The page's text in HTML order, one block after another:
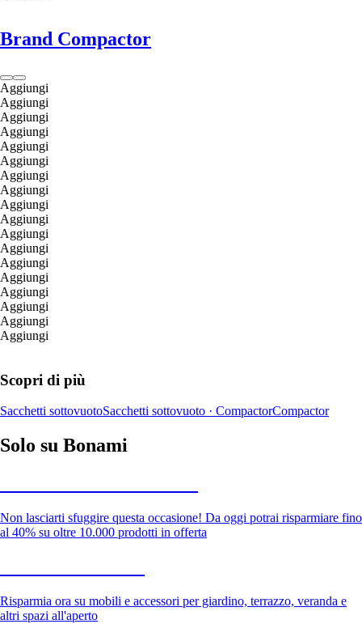
Brand Compactor
Aggiungi
Aggiungi
Aggiungi
Aggiungi
Aggiungi
Aggiungi
Aggiungi
Aggiungi
Aggiungi
Aggiungi
Aggiungi
Aggiungi
Aggiungi
Aggiungi
Aggiungi
Aggiungi
Aggiungi
Aggiungi
Scopri di più
Sacchetti sottovuotoSacchetti sottovuoto · CompactorCompactor
Solo su Bonami
Non lasciarti sfuggire questa occasione! Da oggi potrai risparmiare fino
al 40% su oltre 10.000 prodotti in offerta
Risparmia ora su mobili e accessori per giardino, terrazzo, veranda e
altri spazi all'aperto